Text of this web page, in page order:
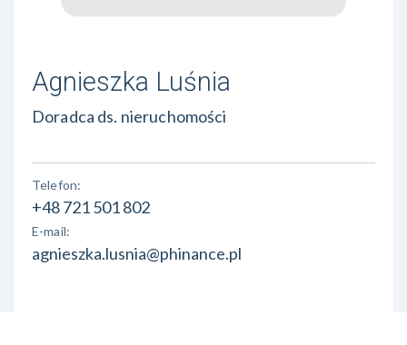
Agnieszka Luśnia
Doradca ds. nieruchomości
Telefon:
+48 721 501 802
E-mail:
agnieszka.lusnia@phinance.pl